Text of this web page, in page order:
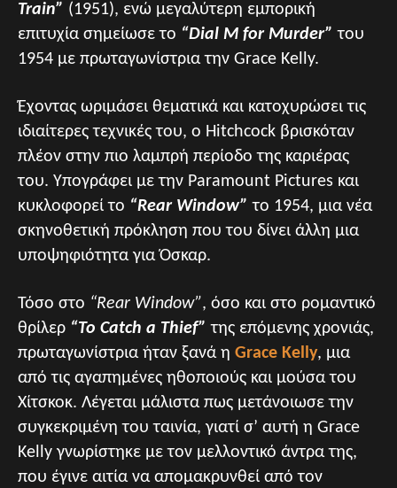
Train” (1951), ενώ μεγαλύτερη εμπορική
επιτυχία σημείωσε το “Dial M for Murder” του
1954 με πρωταγωνίστρια την Grace Kelly.
Έχοντας ωριμάσει θεματικά και κατοχυρώσει τις
ιδιαίτερες τεχνικές του, ο Hitchcock βρισκόταν
πλέον στην πιο λαμπρή περίοδο της καριέρας
του. Υπογράφει με την Paramount Pictures και
κυκλοφορεί το “Rear Window” το 1954, μια νέα
σκηνοθετική πρόκληση που του δίνει άλλη μια
υποψηφιότητα για Όσκαρ.
Τόσο στο “Rear Window”, όσο και στο ρομαντικό
θρίλερ “To Catch a Thief” της επόμενης χρονιάς,
πρωταγωνίστρια ήταν ξανά η Grace Kelly, μια
από τις αγαπημένες ηθοποιούς και μούσα του
Χίτσκοκ. Λέγεται μάλιστα πως μετάνοιωσε την
συγκεκριμένη του ταινία, γιατί σ’ αυτή η Grace
Kelly γνωρίστηκε με τον μελλοντικό άντρα της,
που έγινε αιτία να απομακρυνθεί από τον